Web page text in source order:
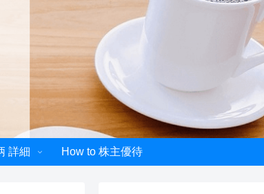
詳細 How to 株主優待